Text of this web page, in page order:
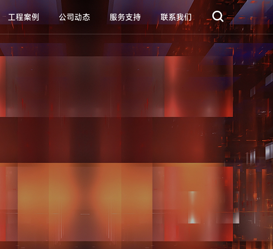
工程案例 公司动态 服务支持 联系我们